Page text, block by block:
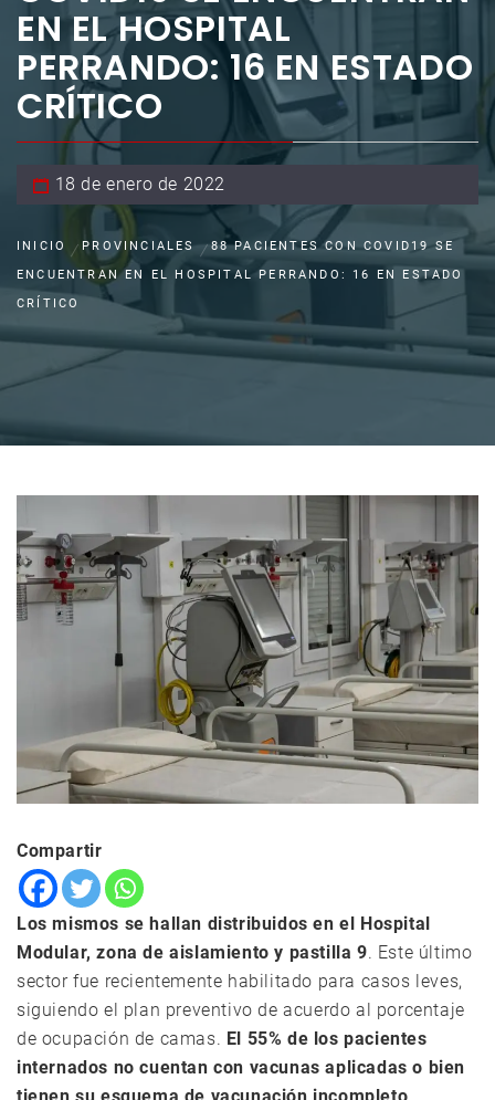
EN EL HOSPITAL
PERRANDO: 16 EN ESTADO
CRÍTICO
18 de enero de 2022
INICIO PROVINCIALES
88 PACIENTES CON COVID19 SE
ENCUENTRAN EN EL HOSPITAL PERRANDO: 16 EN ESTADO
CRÍTICO
Compartir
Los mismos se hallan distribuidos en el Hospital
Modular, zona de aislamiento y pastilla 9. Este último
sector fue recientemente habilitado para casos leves,
siguiendo el plan preventivo de acuerdo al porcentaje
de ocupación de camas. El 55% de los pacientes
internados no cuentan con vacunas aplicadas o bien